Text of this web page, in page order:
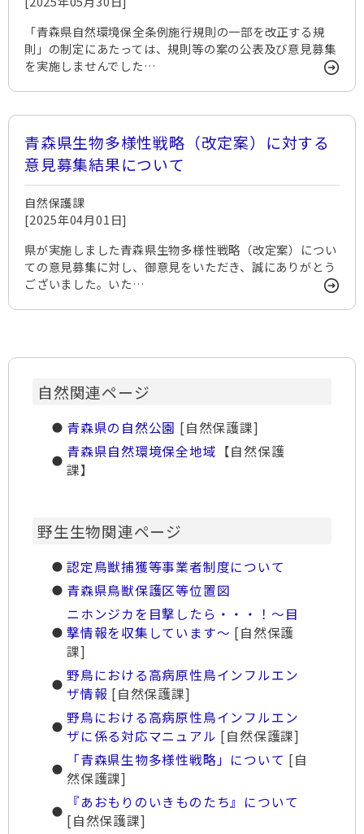
「青森県自然環境保全条例施行規則の一部を改正する規
則」の制定にあたっては、規則等の案の公表及び意見募集
を実施しませんでした…
青森県生物多様性戦略（改定案）に対する
意見募集結果について
自然保護課
[2025年04月01日]
県が実施しました青森県生物多様性戦略（改定案）につい
ての意見募集に対し、御意見をいただき、誠にありがとう
ございました。いた…
自然関連ページ
青森県の自然公園 [自然保護課]
青森県自然環境保全地域 【自然保護
課】
野生生物関連ページ
認定鳥獣捕獲等事業者制度について
青森県鳥獣保護区等位置図
ニホンジカを目撃したら・・・！～目
撃情報を収集しています～ [自然保護
課]
野鳥における高病原性鳥インフルエン
ザ情報 [自然保護課]
野鳥における高病原性鳥インフルエン
ザに係る対応マニュアル [自然保護課]
「青森県生物多様性戦略」について [自
然保護課]
『あおもりのいきものたち』について
[自然保護課]